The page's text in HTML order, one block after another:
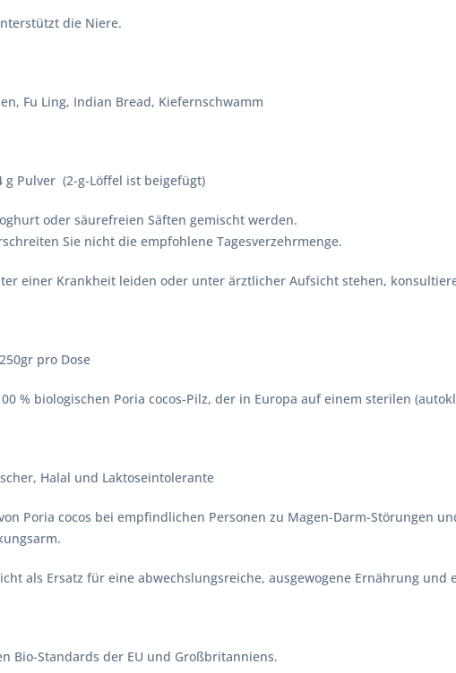
die Niere.
Fu Ling, Indian Bread, Kiefernschwamm
g Pulver (2-g-Löffel ist beigefügt)
oder säurefreien Säften gemischt werden.
Sie nicht die empfohlene Tagesverzehrmenge.
einer Krankheit leiden oder unter ärztlicher Aufsicht stehen,
pro Dose
% biologischen Poria cocos-Pilz, der in Europa auf einem sterilen
Halal und Laktoseintolerante
Poria cocos bei empfindlichen Personen zu Magen-Darm-Störungen
als Ersatz für eine abwechslungsreiche, ausgewogene Ernährung und
Bio-Standards der EU und Großbritanniens.